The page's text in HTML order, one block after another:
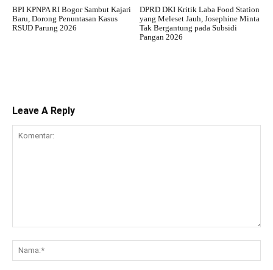
BPI KPNPA RI Bogor Sambut Kajari
Baru, Dorong Penuntasan Kasus
RSUD Parung 2026
DPRD DKI Kritik Laba Food Station
yang Meleset Jauh, Josephine Minta
Tak Bergantung pada Subsidi
Pangan 2026
Leave A Reply